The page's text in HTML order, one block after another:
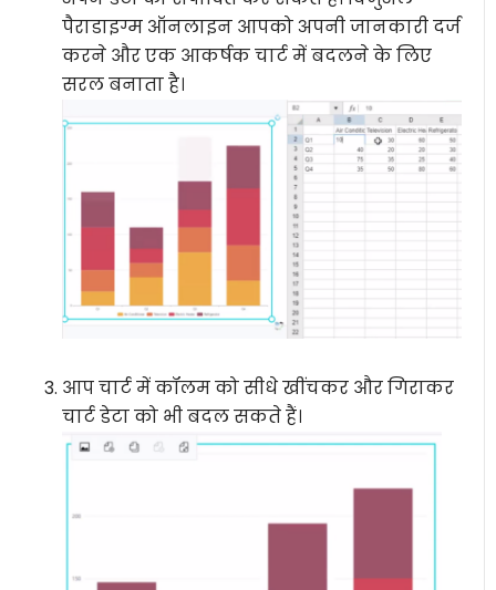
पैराडाइग्म ऑनलाइन आपको अपनी जानकारी दर्ज
करने और एक आकर्षक चार्ट में बदलने के लिए
सरल बनाता है।
आप चार्ट में कॉलम को सीधे खींचकर और गिराकर
चार्ट डेटा को भी बदल सकते हैं।